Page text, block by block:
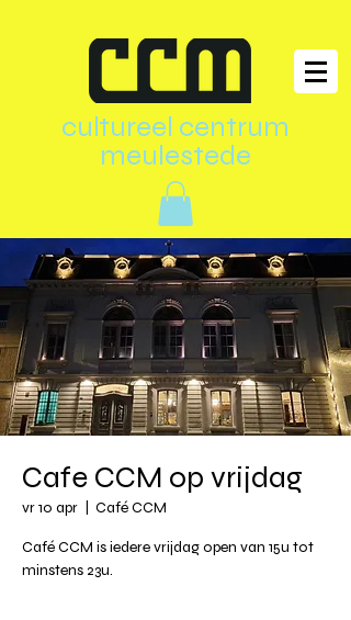
cultureel centrum
meulestede
Cafe CCM op vrijdag
vr 10 apr Café CCM
Café CCM is iedere vrijdag open van 15u tot